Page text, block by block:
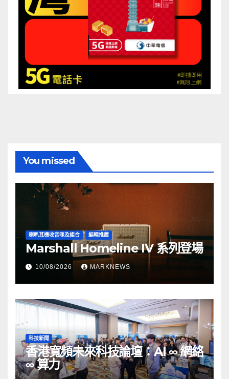
You missed
喇叭耳機收音咪及組合 編輯推薦
Marshall Homeline IV 系列登場
10/08/2026 MARKNEWS
科技新聞
香港寬頻未來科技論壇：AI ∞ 網絡
∞ 算力